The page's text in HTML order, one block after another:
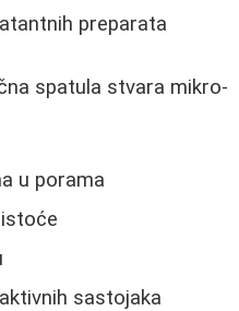
preparata
spatula stvara mikro-
u porama
sastojaka